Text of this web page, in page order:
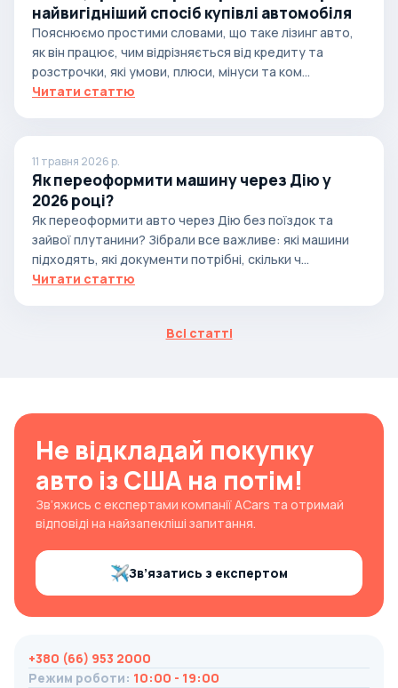
найвигідніший спосіб купівлі автомобіля
Пояснюємо простими словами, що таке лізинг авто,
як він працює, чим відрізняється від кредиту та
розстрочки, які умови, плюси, мінуси та ком...
Читати статтю
11 травня 2026 р.
Як переоформити машину через Дію у
2026 році?
Як переоформити авто через Дію без поїздок та
зайвої плутанини? Зібрали все важливе: які машини
підходять, які документи потрібні, скільки ч...
Читати статтю
Всі статті
Не відкладай покупку
авто із США на потім!
Зв’яжись с експертами компанії ACars та отримай
відповіді на найзапекліші запитання.
Зв’язатись з експертом
+380 (66) 953 2000
Режим роботи: 10:00 - 19:00